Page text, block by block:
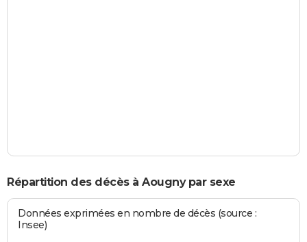
Répartition des décès à Aougny par sexe
Données exprimées en nombre de décès (source :
Insee)